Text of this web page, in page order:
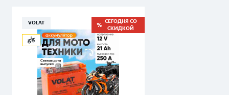
VOLAT
СЕГОДНЯ СО
СКИДКОЙ